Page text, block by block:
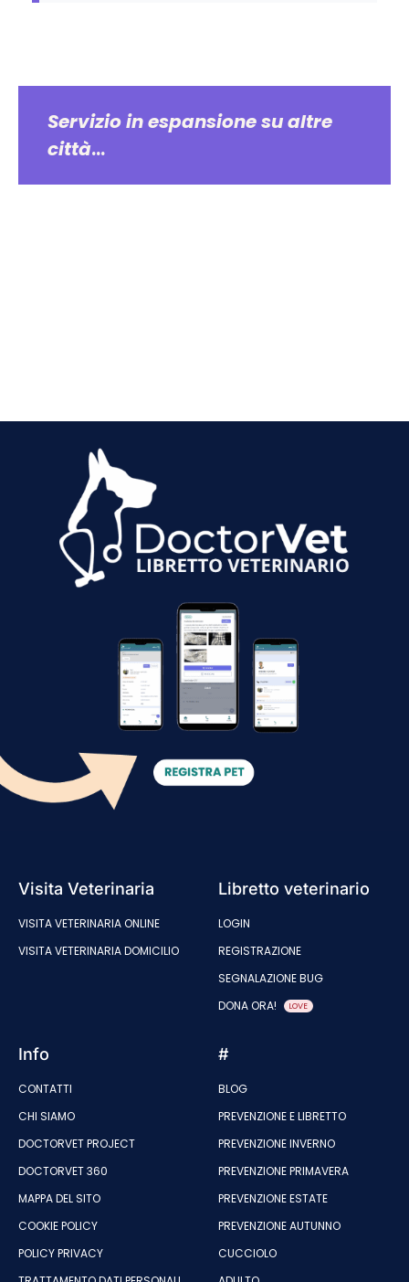
Servizio in espansione su altre
città…
Visita Veterinaria
VISITA VETERINARIA ONLINE
VISITA VETERINARIA DOMICILIO
Libretto veterinario
LOGIN
REGISTRAZIONE
SEGNALAZIONE BUG
DONA ORA!
LOVE
Info
CONTATTI
CHI SIAMO
DOCTORVET PROJECT
DOCTORVET 360
MAPPA DEL SITO
COOKIE POLICY
POLICY PRIVACY
#
BLOG
PREVENZIONE E LIBRETTO
PREVENZIONE INVERNO
PREVENZIONE PRIMAVERA
PREVENZIONE ESTATE
PREVENZIONE AUTUNNO
CUCCIOLO